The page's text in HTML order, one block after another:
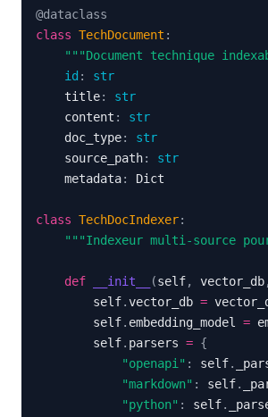
@dataclass
class TechDocument :
"""Document technique
id :
str
    title
:
str
    content
:
str
    doc_type
:
str
    source_path
:
str
    metadata
:
class TechDocIndexer:
"""Indexeur multi-source
def __init__ (self, vector_db,
        self
.vector_db =
        self
. embedding_model =
        self
. parsers = {
"openapi" : self.
"markdown" : self.
"python" : self.